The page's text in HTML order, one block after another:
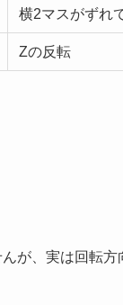
横2マスがずれ
Zの反転
が、実は回転